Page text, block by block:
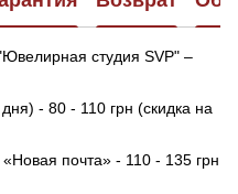
студия SVP" –
- 80 - 110 грн (скидка на
почта» - 110 - 135 грн